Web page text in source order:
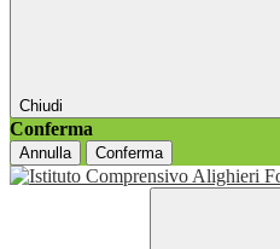
Chiudi
Conferma
Annulla Conferma